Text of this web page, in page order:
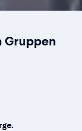
Gruppen